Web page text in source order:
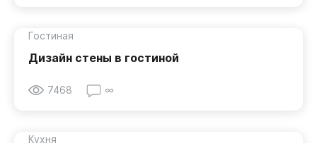
Гостиная
Дизайн стены в гостиной
7468 ∞
Кухня